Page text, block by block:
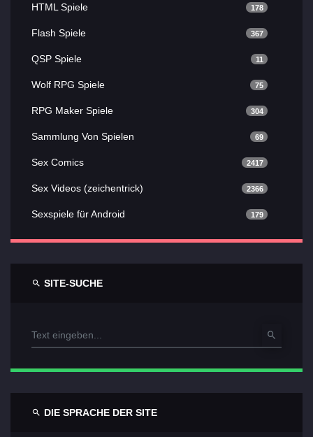
HTML Spiele 178
Flash Spiele 367
QSP Spiele 11
Wolf RPG Spiele 75
RPG Maker Spiele 304
Sammlung Von Spielen 69
Sex Comics 2417
Sex Videos (zeichentrick) 2366
Sexspiele für Android 179
SITE-SUCHE
DIE SPRACHE DER SITE